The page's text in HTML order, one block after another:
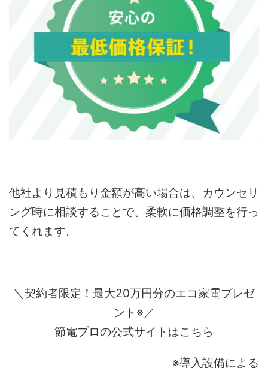
他社より見積もり金額が高い場合は、カウンセリ
ング時に相談することで、柔軟に価格調整を行っ
てくれます。
＼契約者限定！最大20万円分のエコ家電プレゼ
ント※／
節電プロの公式サイトはこちら
※導入設備による